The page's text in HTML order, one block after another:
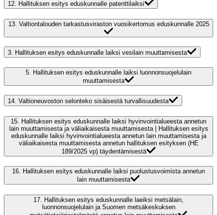
12. Hallituksen esitys eduskunnalle patenttilaiksi
13. Valtiontalouden tarkastusviraston vuosikertomus eduskunnalle 2025
3. Hallituksen esitys eduskunnalle laiksi vesilain muuttamisesta
5. Hallituksen esitys eduskunnalle laiksi luonnonsuojelulain
muuttamisesta
14. Valtioneuvoston selonteko sisäisestä turvallisuudesta
15. Hallituksen esitys eduskunnalle laiksi hyvinvointialueesta annetun
lain muuttamisesta ja väliaikaisesta muuttamisesta | Hallituksen esitys
eduskunnalle laiksi hyvinvointialueesta annetun lain muuttamisesta ja
väliaikaisesta muuttamisesta annetun hallituksen esityksen (HE
189/2025 vp) täydentämisestä
16. Hallituksen esitys eduskunnalle laiksi puolustusvoimista annetun
lain muuttamisesta
17. Hallituksen esitys eduskunnalle laeiksi metsälain,
luonnonsuojelulain ja Suomen metsäkeskuksen